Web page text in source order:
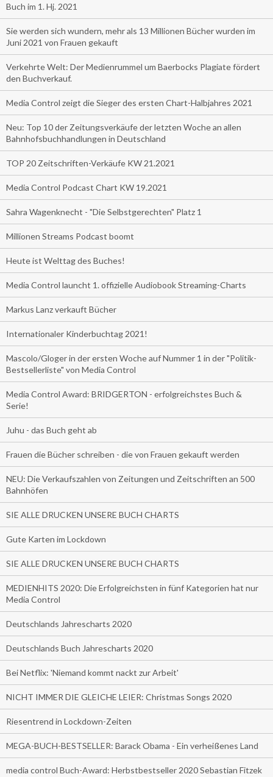
Buch im 1. Hj. 2021
Sie werden sich wundern, mehr als 13 Millionen Bücher wurden im
Juni 2021 von Frauen gekauft
Verkehrte Welt: Der Medienrummel um Baerbocks Plagiate fördert
den Buchverkauf.
Media Control zeigt die Sieger des ersten Chart-Halbjahres 2021
Neu: Top 10 der Zeitungsverkäufe der letzten Woche an allen
Bahnhofsbuchhandlungen in Deutschland
TOP 20 Zeitschriften-Verkäufe KW 21.2021
Media Control Podcast Chart KW 19.2021
Sahra Wagenknecht - "Die Selbstgerechten" Platz 1
Millionen Streams Podcast boomt
Heute ist Welttag des Buches!
Media Control launcht 1. offizielle Audiobook Streaming-Charts
Markus Lanz verkauft Bücher
Internationaler Kinderbuchtag 2021!
Mascolo/Gloger in der ersten Woche auf Nummer 1 in der "Politik-
Bestsellerliste" von Media Control
Media Control Award: BRIDGERTON - erfolgreichstes Buch &
Serie!
Juhu - das Buch geht ab
Frauen die Bücher schreiben - die von Frauen gekauft werden
NEU: Die Verkaufszahlen von Zeitungen und Zeitschriften an 500
Bahnhöfen
SIE ALLE DRUCKEN UNSERE BUCH CHARTS
Gute Karten im Lockdown
SIE ALLE DRUCKEN UNSERE BUCH CHARTS
MEDIENHITS 2020: Die Erfolgreichsten in fünf Kategorien hat nur
Media Control
Deutschlands Jahrescharts 2020
Deutschlands Buch Jahrescharts 2020
Bei Netflix: 'Niemand kommt nackt zur Arbeit'
NICHT IMMER DIE GLEICHE LEIER: Christmas Songs 2020
Riesentrend in Lockdown-Zeiten
MEGA-BUCH-BESTSELLER: Barack Obama - Ein verheißenes Land
media control Buch-Award: Herbstbestseller 2020 Sebastian Fitzek